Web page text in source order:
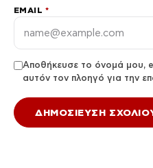
EMAIL *
Αποθήκευσε το όνομά μου,
αυτόν τον πλοηγό για την